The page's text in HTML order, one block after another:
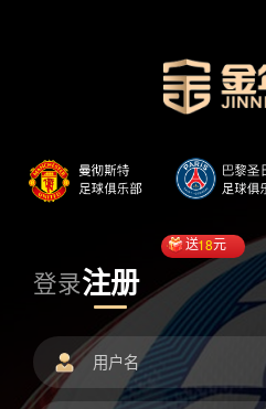
登录注册
送18元